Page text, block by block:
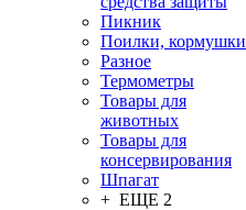
Пикник
Поилки, кормушки
Разное
Термометры
Товары для
животных
Товары для
консервирования
Шпагат
+ ЕЩЕ 2